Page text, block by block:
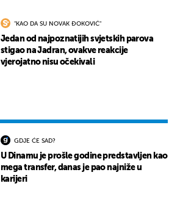
"KAO DA SU NOVAK ĐOKOVIĆ"
Jedan od najpoznatijih svjetskih parova
stigao na Jadran, ovakve reakcije
vjerojatno nisu očekivali
GDJE ĆE SAD?
U Dinamu je prošle godine predstavljen kao
mega transfer, danas je pao najniže u
karijeri